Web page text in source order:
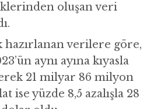
oluşan veri
hazırlanan verilere göre,
aynı ayına kıyasla
21 milyar 86 milyon
ise yüzde 8,5 azalışla 28